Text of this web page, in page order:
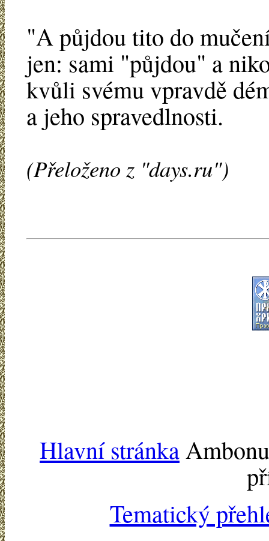
"A půjdou tito do
jen: sami "půjdou" a
kvůli svému vpravdě
a jeho spravedlnosti.
(Přeloženo z "days.ru")
Hlavní stránka
Tematický